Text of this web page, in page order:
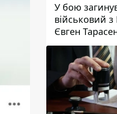
У бою
військовий з
Євген